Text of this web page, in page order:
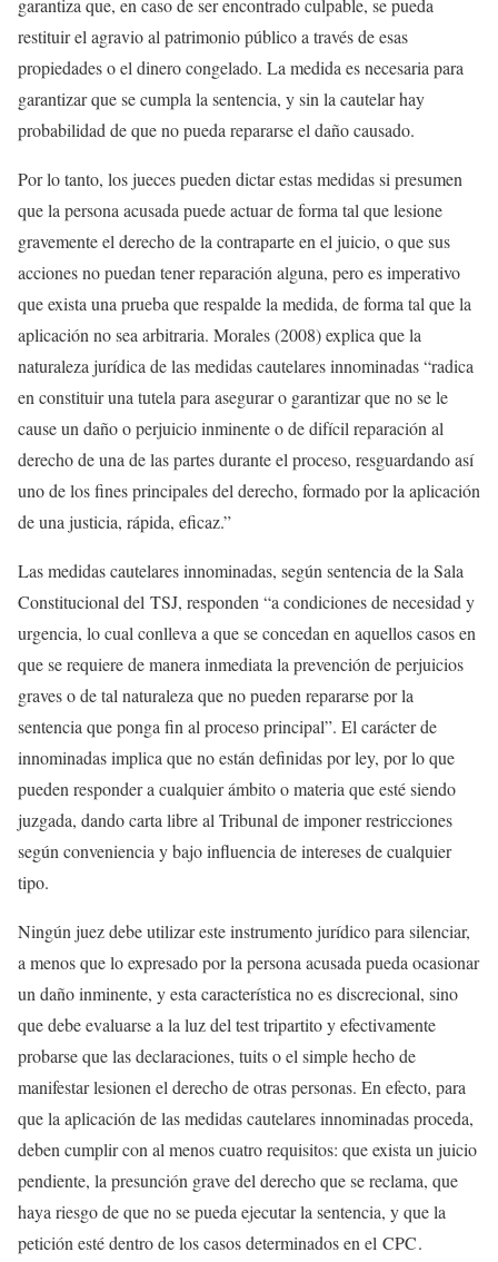
garantiza que, en caso de ser encontrado culpable, se pueda
restituir el agravio al patrimonio público a través de esas
propiedades o el dinero congelado. La medida es necesaria para
garantizar que se cumpla la sentencia, y sin la cautelar hay
probabilidad de que no pueda repararse el daño causado.
Por lo tanto, los jueces pueden dictar estas medidas si presumen
que la persona acusada puede actuar de forma tal que lesione
gravemente el derecho de la contraparte en el juicio, o que sus
acciones no puedan tener reparación alguna, pero es imperativo
que exista una prueba que respalde la medida, de forma tal que la
aplicación no sea arbitraria. Morales (2008) explica que la
naturaleza jurídica de las medidas cautelares innominadas “radica
en constituir una tutela para asegurar o garantizar que no se le
cause un daño o perjuicio inminente o de difícil reparación al
derecho de una de las partes durante el proceso, resguardando así
uno de los fines principales del derecho, formado por la aplicación
de una justicia, rápida, eficaz.”
Las medidas cautelares innominadas, según sentencia de la Sala
Constitucional del TSJ, responden “a condiciones de necesidad y
urgencia, lo cual conlleva a que se concedan en aquellos casos en
que se requiere de manera inmediata la prevención de perjuicios
graves o de tal naturaleza que no pueden repararse por la
sentencia que ponga fin al proceso principal”. El carácter de
innominadas implica que no están definidas por ley, por lo que
pueden responder a cualquier ámbito o materia que esté siendo
juzgada, dando carta libre al Tribunal de imponer restricciones
según conveniencia y bajo influencia de intereses de cualquier
tipo.
Ningún juez debe utilizar este instrumento jurídico para silenciar,
a menos que lo expresado por la persona acusada pueda ocasionar
un daño inminente, y esta característica no es discrecional, sino
que debe evaluarse a la luz del test tripartito y efectivamente
probarse que las declaraciones, tuits o el simple hecho de
manifestar lesionen el derecho de otras personas. En efecto, para
que la aplicación de las medidas cautelares innominadas proceda,
deben cumplir con al menos cuatro requisitos: que exista un juicio
pendiente, la presunción grave del derecho que se reclama, que
haya riesgo de que no se pueda ejecutar la sentencia, y que la
petición esté dentro de los casos determinados en el CPC.